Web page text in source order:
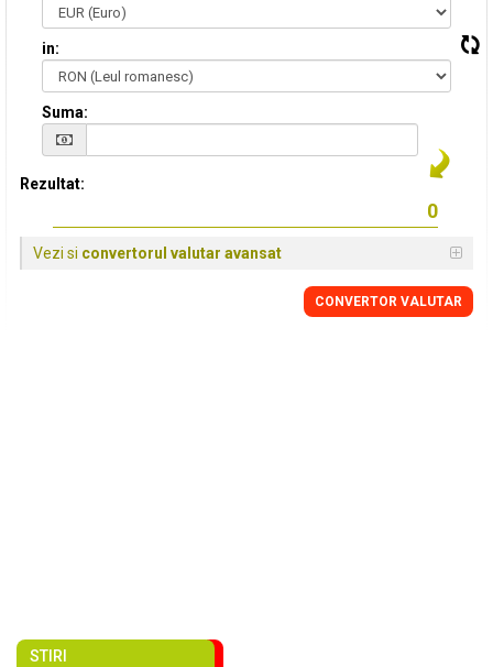
in:
Suma:
Rezultat:
Vezi si convertorul valutar avansat
CONVERTOR VALUTAR
STIRI